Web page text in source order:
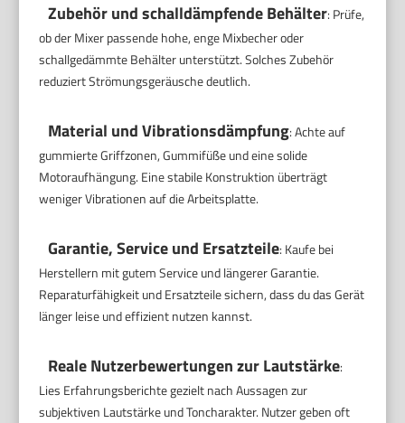
Zubehör und schalldämpfende Behälter: Prüfe,
ob der Mixer passende hohe, enge Mixbecher oder
schallgedämmte Behälter unterstützt. Solches Zubehör
reduziert Strömungsgeräusche deutlich.
Material und Vibrationsdämpfung: Achte auf
gummierte Griffzonen, Gummifüße und eine solide
Motoraufhängung. Eine stabile Konstruktion überträgt
weniger Vibrationen auf die Arbeitsplatte.
Garantie, Service und Ersatzteile: Kaufe bei
Herstellern mit gutem Service und längerer Garantie.
Reparaturfähigkeit und Ersatzteile sichern, dass du das Gerät
länger leise und effizient nutzen kannst.
Reale Nutzerbewertungen zur Lautstärke:
Lies Erfahrungsberichte gezielt nach Aussagen zur
subjektiven Lautstärke und Toncharakter. Nutzer geben oft